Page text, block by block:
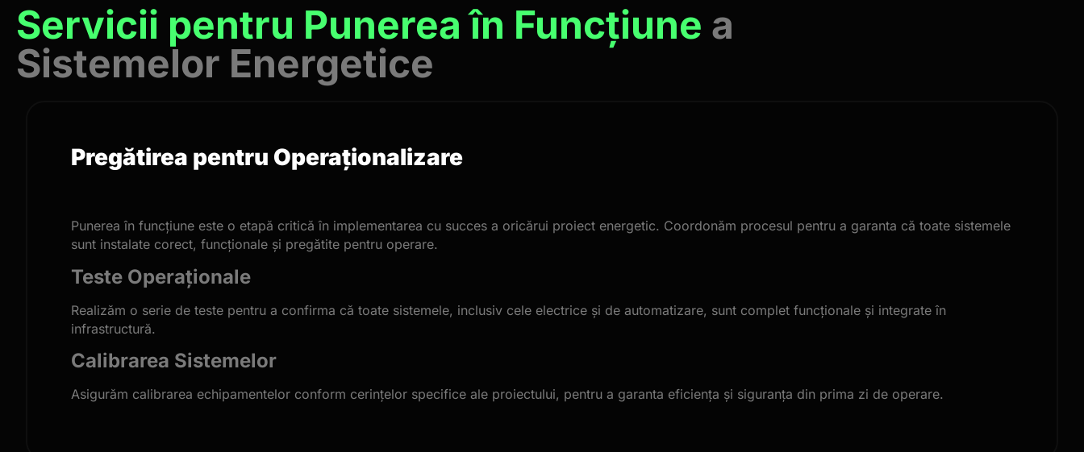
Servicii pentru Punerea în Funcțiune a
Sistemelor Energetice
Pregătirea pentru Operaționalizare
Punerea în funcțiune este o etapă critică în implementarea cu succes a oricărui proiect energetic. Coordonăm procesul pentru a garanta că toate sistemele
sunt instalate corect, funcționale și pregătite pentru operare.
Teste Operaționale
Realizăm o serie de teste pentru a confirma că toate sistemele, inclusiv cele electrice și de automatizare, sunt complet funcționale și integrate în
infrastructură.
Calibrarea Sistemelor
Asigurăm calibrarea echipamentelor conform cerințelor specifice ale proiectului, pentru a garanta eficiența și siguranța din prima zi de operare.